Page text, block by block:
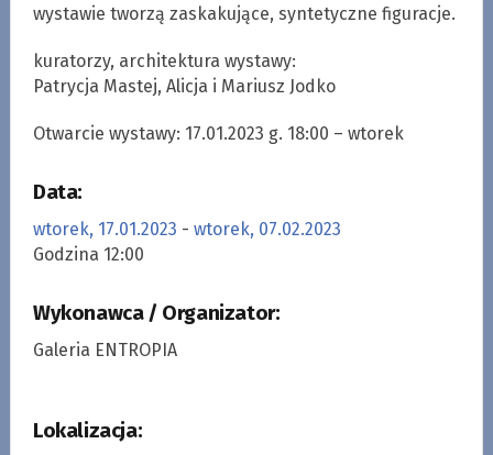
wystawie tworzą zaskakujące, syntetyczne figuracje.
kuratorzy, architektura wystawy:
Patrycja Mastej, Alicja i Mariusz Jodko
Otwarcie wystawy: 17.01.2023 g. 18:00 – wtorek
Data:
wtorek, 17.01.2023 - wtorek, 07.02.2023
Godzina 12:00
Wykonawca / Organizator:
Galeria ENTROPIA
Lokalizacja: